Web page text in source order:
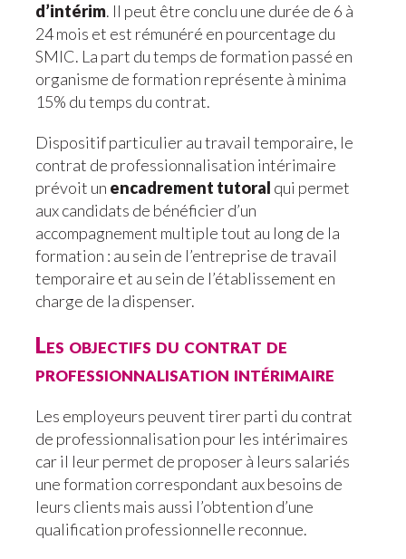
d’intérim. Il peut être conclu une durée de 6 à
24 mois et est rémunéré en pourcentage du
SMIC. La part du temps de formation passé en
organisme de formation représente à minima
15% du temps du contrat.
Dispositif particulier au travail temporaire, le
contrat de professionnalisation intérimaire
prévoit un encadrement tutoral qui permet
aux candidats de bénéficier d’un
accompagnement multiple tout au long de la
formation : au sein de l’entreprise de travail
temporaire et au sein de l’établissement en
charge de la dispenser.
Les objectifs du contrat de
professionnalisation intérimaire
Les employeurs peuvent tirer parti du contrat
de professionnalisation pour les intérimaires
car il leur permet de proposer à leurs salariés
une formation correspondant aux besoins de
leurs clients mais aussi l’obtention d’une
qualification professionnelle reconnue.